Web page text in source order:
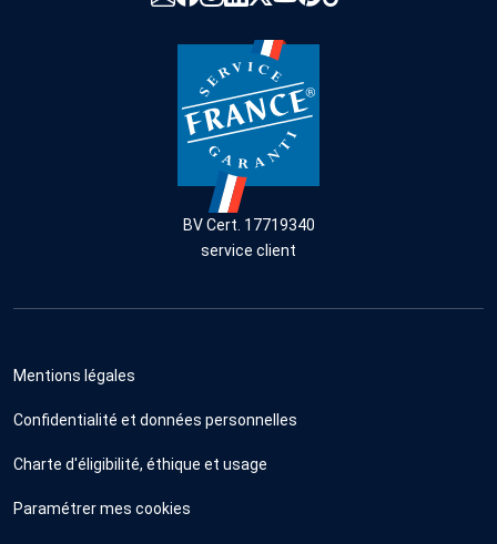
BV Cert. 17719340
service client
Mentions légales
Confidentialité et données personnelles
Charte d'éligibilité, éthique et usage
Paramétrer mes cookies